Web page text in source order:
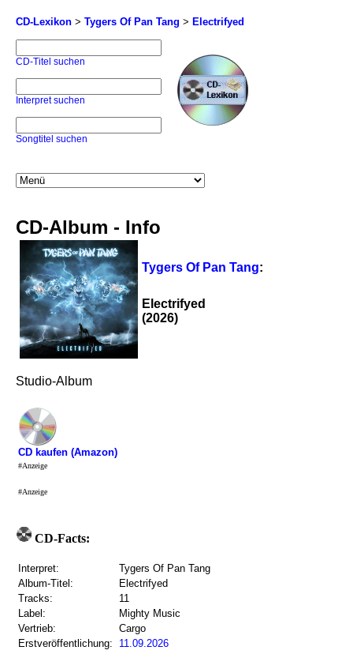
CD-Lexikon > Tygers Of Pan Tang > Electrifyed
CD-Titel suchen
Interpret suchen
Songtitel suchen
CD-Album - Info
Tygers Of Pan Tang:
Electrifyed
(2026)
Studio-Album
CD kaufen (Amazon)
#Anzeige
#Anzeige
CD-Facts:
Interpret:
Tygers Of Pan Tang
Album-Titel:
Electrifyed
Tracks:
11
Label:
Mighty Music
Vertrieb:
Cargo
Erstveröffentlichung:
11.09.2026